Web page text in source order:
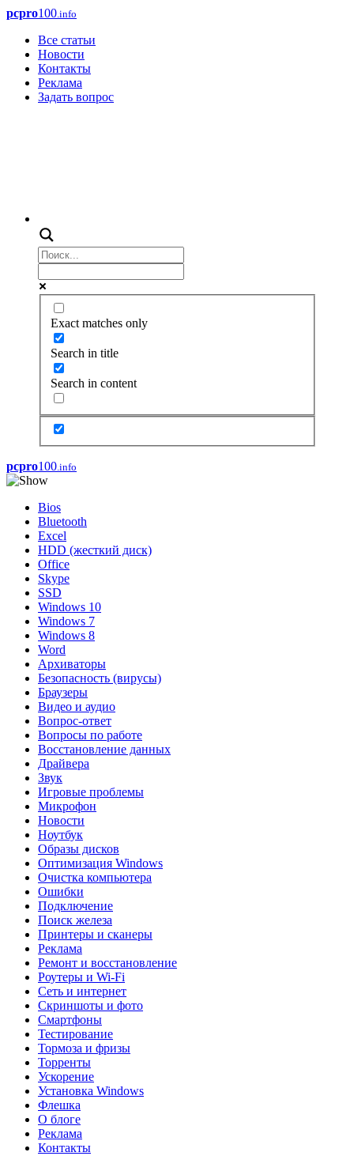
pcpro100.info
Все статьи
Новости
Контакты
Реклама
Задать вопрос
Exact matches only
Search in title
Search in content
pcpro100.info
Bios
Bluetooth
Excel
HDD (жесткий диск)
Office
Skype
SSD
Windows 10
Windows 7
Windows 8
Word
Архиваторы
Безопасность (вирусы)
Браузеры
Видео и аудио
Вопрос-ответ
Вопросы по работе
Восстановление данных
Драйвера
Звук
Игровые проблемы
Микрофон
Новости
Ноутбук
Образы дисков
Оптимизация Windows
Очистка компьютера
Ошибки
Подключение
Поиск железа
Принтеры и сканеры
Реклама
Ремонт и восстановление
Роутеры и Wi-Fi
Сеть и интернет
Скриншоты и фото
Смартфоны
Тестирование
Тормоза и фризы
Торренты
Ускорение
Установка Windows
Флешка
О блоге
Реклама
Контакты